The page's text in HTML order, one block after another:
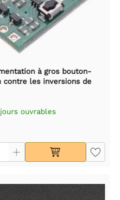
à gros bouton-
contre les inversions de
ouvrables